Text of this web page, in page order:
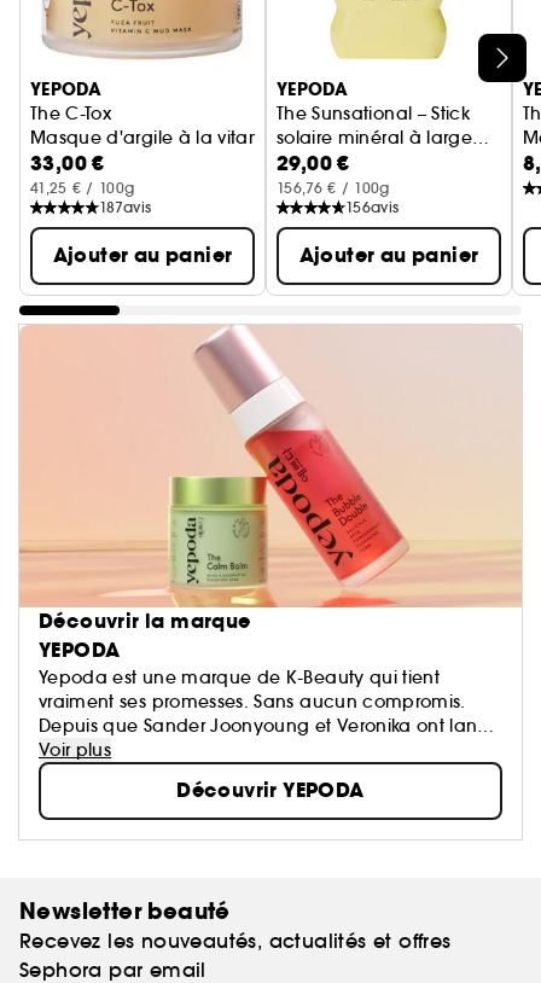
Ignorer le carrousel produits
YEPODA
The C-Tox
Masque d'argile à la vitamine c et au curcuma
33,00 €
41,25 € / 100g
187avis
Ajouter au panier
YEPODA
The Sunsational – Stick
solaire minéral à large
spectre UVA/UVB SPF 30
PA+++
29,00 €
156,76 € / 100g
156avis
Ajouter au panier
Découvrir la marque
YEPODA
Yepoda est une marque de K-Beauty qui tient
vraiment ses promesses. Sans aucun compromis.
Depuis que Sander Joonyoung et Veronika ont lancé
la marque en 2020, ils se sont donné pour mission de
proposer une innovation coréenne authentique à
laquelle vous pouvez faire confiance.
Voir plus
Découvrir YEPODA
Newsletter beauté
Recevez les nouveautés, actualités et offres
Sephora par email